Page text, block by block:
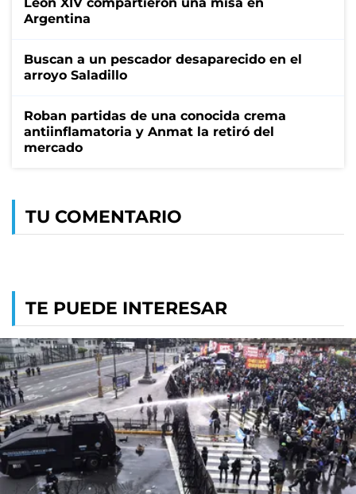
Argentina
Buscan a un pescador desaparecido en el
arroyo Saladillo
Roban partidas de una conocida crema
antiinflamatoria y Anmat la retiró del
mercado
TU COMENTARIO
TE PUEDE INTERESAR